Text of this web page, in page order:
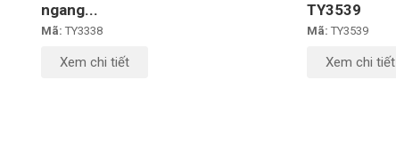
ngang...
Mã: TY3338
Xem chi tiết
TY3539
Mã: TY3539
Xem chi tiết